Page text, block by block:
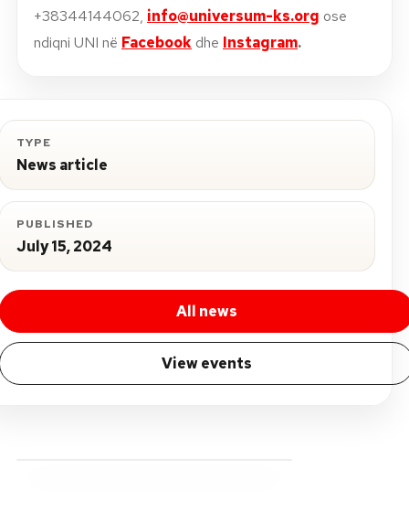
+38344144062, info@universum-ks.org ose
ndiqni UNI në Facebook dhe Instagram.
TYPE
News article
PUBLISHED
July 15, 2024
All news
View events